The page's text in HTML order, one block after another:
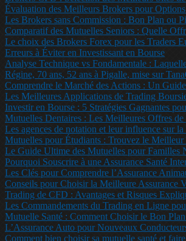
Évaluation des Meilleurs Brokers pour
Les Brokers sans Commission : Bon Plan ou
Comparatif des Mutuelles Seniors : Quelle
Le choix des Brokers Forex pour les Traders
Erreurs à Éviter en Investissant en Bourse
Analyse Technique vs Fondamentale :
Régine, 70 ans, 52 ans à Pigalle, mise sur
Comprendre le Marché des Actions : Un
Les Meilleures Applications de Trading
Investir en Bourse : 5 Stratégies Gagnantes
Mutuelles Dentaires : Les Meilleures Offres de
Les agences de notation et leur influence sur
Mutuelles pour Étudiants : Trouvez le
Le Guide Ultime des Mutuelles pour Familles
Pourquoi Souscrire à une Assurance Santé
Les Clés pour Comprendre l’Assurance
Conseils pour Choisir la Meilleure Assurance
Trading de CFD : Avantages et Risques
Les Commandements du Trading en Ligne
Mutuelle Santé : Comment Choisir le Bon
L’Assurance Auto pour Nouveaux
Comment bien choisir sa mutuelle santé et